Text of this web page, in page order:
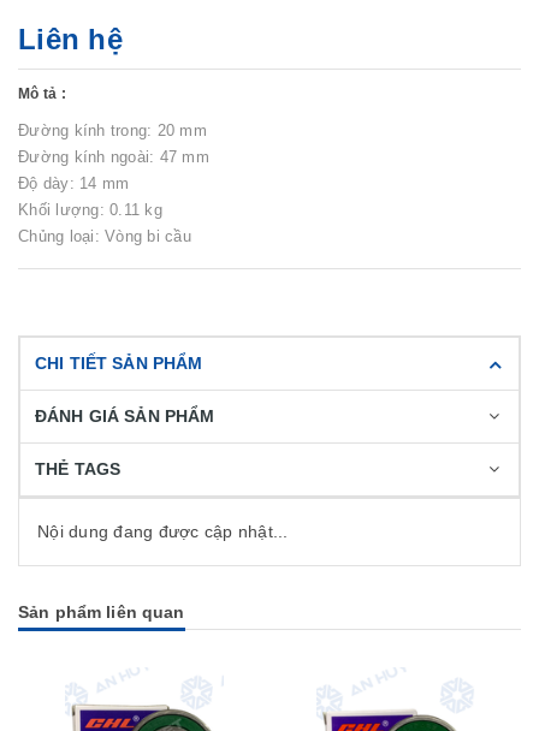
Liên hệ
Mô tả :
Đường kính trong: 20 mm
Đường kính ngoài: 47 mm
Độ dày: 14 mm
Khối lượng: 0.11 kg
Chủng loại: Vòng bi cầu
CHI TIẾT SẢN PHẨM
ĐÁNH GIÁ SẢN PHẨM
THẺ TAGS
Nội dung đang được cập nhật...
Sản phẩm liên quan